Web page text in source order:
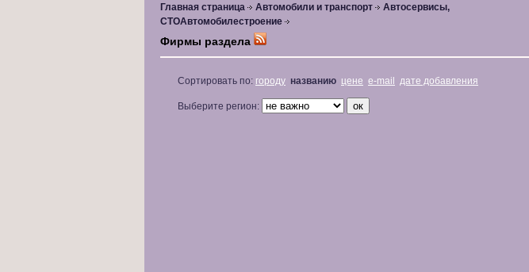
Главная страница Автомобили и транспорт
Автосервисы,
СТОАвтомобилестроение
Фирмы раздела
Сортировать по: городу названию цене e-mail дате добавления
Выберите регион: